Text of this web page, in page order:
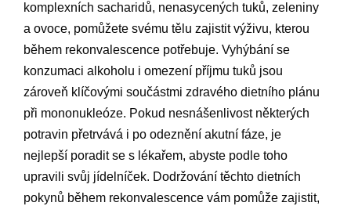
komplexních sacharidů, nenasycených tuků, zeleniny
a ovoce, pomůžete svému tělu zajistit výživu, kterou
během rekonvalescence potřebuje. Vyhýbání se
konzumaci alkoholu i omezení příjmu tuků jsou
zároveň klíčovými součástmi zdravého dietního plánu
při mononukleóze. Pokud nesnášenlivost některých
potravin přetrvává i po odeznění akutní fáze, je
nejlepší poradit se s lékařem, abyste podle toho
upravili svůj jídelníček. Dodržování těchto dietních
pokynů během rekonvalescence vám pomůže zajistit,